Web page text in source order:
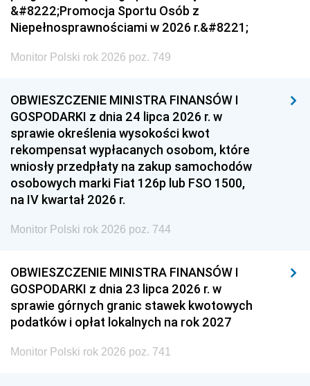
&#8222;Promocja Sportu Osób z
Niepełnosprawnościami w 2026 r.&#8221;
Monitor Polski rok 2026 poz. 749
OBWIESZCZENIE MINISTRA FINANSÓW I
GOSPODARKI z dnia 24 lipca 2026 r. w
sprawie określenia wysokości kwot
rekompensat wypłacanych osobom, które
wniosły przedpłaty na zakup samochodów
osobowych marki Fiat 126p lub FSO 1500,
na IV kwartał 2026 r.
Monitor Polski rok 2026 poz. 744
OBWIESZCZENIE MINISTRA FINANSÓW I
GOSPODARKI z dnia 23 lipca 2026 r. w
sprawie górnych granic stawek kwotowych
podatków i opłat lokalnych na rok 2027
Monitor Polski rok 2026 poz. 741